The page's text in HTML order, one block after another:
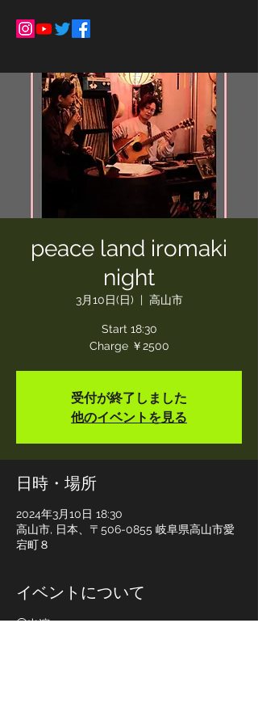
peace land iromaki
night
3月10日(日)
  |
高山市
Start 18:30
Charge ￥2500
受付が終了しました
他のイベントを見る
日時・場所
2024年3月10日 18:30
高山市, 日本、〒506-0855 岐阜県高山市愛
宕町８
イベントについて
◯出演